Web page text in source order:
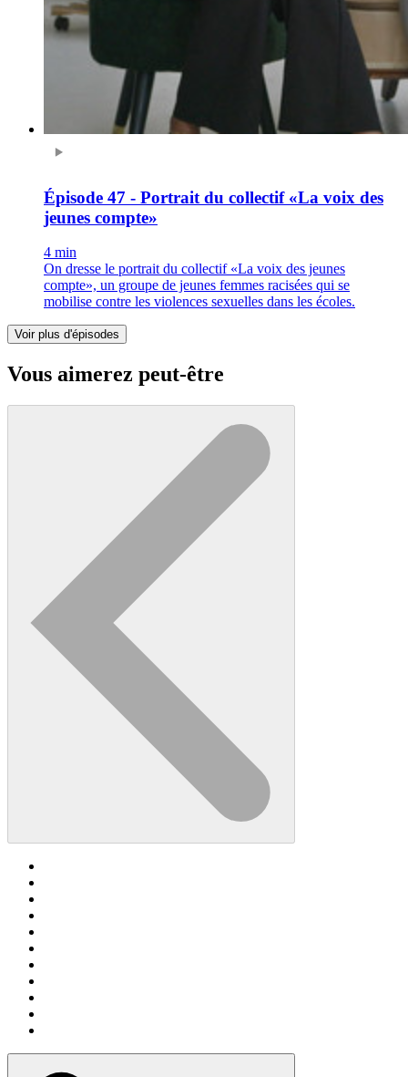
Épisode 47 - Portrait du collectif «La voix des
jeunes compte»
4 min
On dresse le portrait du collectif «La voix des jeunes
compte», un groupe de jeunes femmes racisées qui se
mobilise contre les violences sexuelles dans les écoles.
Voir plus d'épisodes
Vous aimerez peut-être